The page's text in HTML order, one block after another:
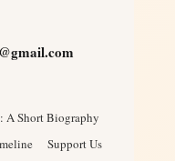
A Short Biography
Support Us